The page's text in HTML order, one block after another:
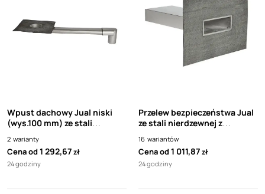
Wpust dachowy Jual niski
(wys.100 mm) ze stali
2 warianty
Cena od1 292,67zł
24 godziny
Przelew bezpieczeństwa Jual
ze stali nierdzewnej z
kołnierzem papowym
16 wariantów
Cena od1 011,87zł
24 godziny